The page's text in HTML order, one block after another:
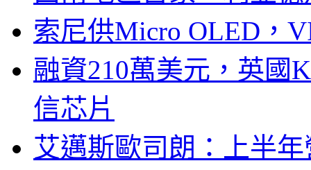
索尼供Micro OLED，
融資210萬美元，英國
信芯片
艾邁斯歐司朗：上半